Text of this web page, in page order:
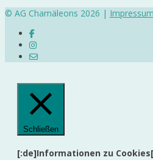
© AG Chamäleons 2026 | Impressum
Schließen
[:de]Informationen zu